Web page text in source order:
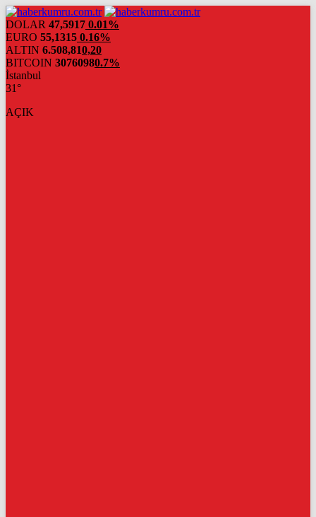
DOLAR 47,5917 0.01%
EURO 55,1315 0.16%
ALTIN 6.508,810,20
BITCOIN 30760980.7%
İstanbul
31°
AÇIK